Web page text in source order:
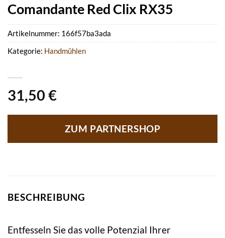
Comandante Red Clix RX35
31,50 €
ZUM PARTNERSHOP
Artikelnummer: 166f57ba3ada
Kategorie: Handmühlen
BESCHREIBUNG
Entfesseln Sie das volle Potenzial Ihrer